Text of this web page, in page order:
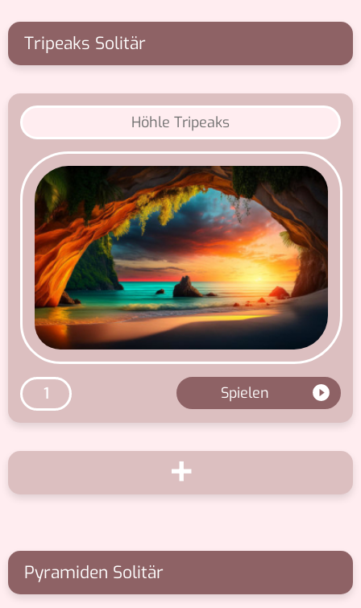
Tripeaks Solitär
Höhle Tripeaks
1 Spielen
+
Pyramiden Solitär